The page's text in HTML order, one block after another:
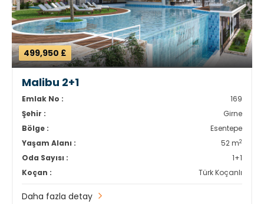
499,950 £
Malibu 2+1
Emlak No :
169
Şehir :
Girne
Bölge :
Esentepe
Yaşam Alanı :
52 m2
Oda Sayısı :
1+1
Koçan :
Türk Koçanlı
Daha fazla detay